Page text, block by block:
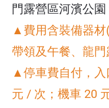
門露營區河濱公
▲費用含裝備器材
帶領及午餐、龍
▲停車費自付，入
元 / 次；機車 20
個月內如未使用
4. 報名後如因天
法舉行，活動費
用，2個月內如未